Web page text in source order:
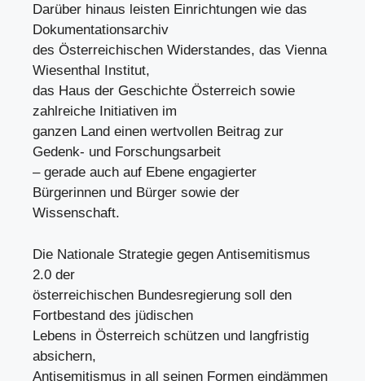
Darüber hinaus leisten Einrichtungen wie das
Dokumentationsarchiv
des Österreichischen Widerstandes, das Vienna
Wiesenthal Institut,
das Haus der Geschichte Österreich sowie
zahlreiche Initiativen im
ganzen Land einen wertvollen Beitrag zur
Gedenk- und Forschungsarbeit
– gerade auch auf Ebene engagierter
Bürgerinnen und Bürger sowie der
Wissenschaft.
Die Nationale Strategie gegen Antisemitismus
2.0 der
österreichischen Bundesregierung soll den
Fortbestand des jüdischen
Lebens in Österreich schützen und langfristig
absichern,
Antisemitismus in all seinen Formen eindämmen